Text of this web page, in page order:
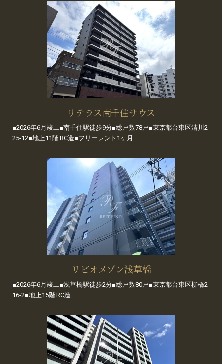
リテラス南千住サウス
■2026年6月竣工■南千住駅徒歩9分■総戸数78戸■東京都台東区清川2-
25-12■地上11階 RC造■フリーレント1ヶ月
リビオメゾン浅草橋
■2026年6月竣工■浅草橋駅徒歩2分■総戸数80戸■東京都台東区柳橋2-
16-2■地上15階 RC造